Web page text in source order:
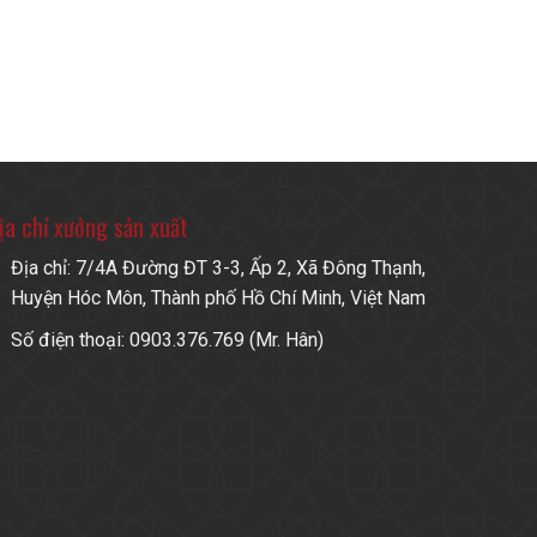
chỉ xưởng sản xuất
Địa chỉ: 7/4A Đường ĐT 3-3, Ấp 2, Xã Đông Thạnh,
Huyện Hóc Môn, Thành phố Hồ Chí Minh, Việt Nam
Số điện thoại: 0903.376.769 (Mr. Hân)